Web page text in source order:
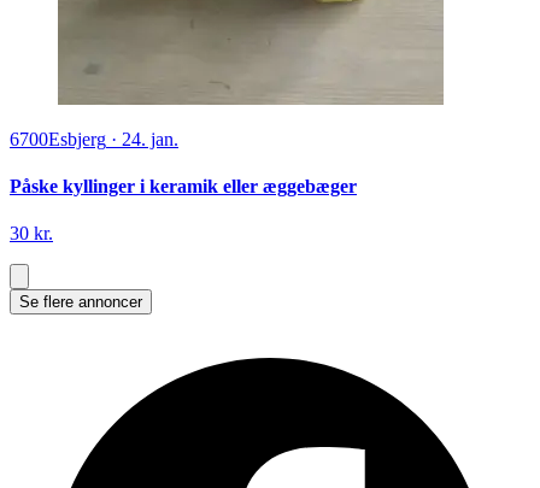
6700Esbjerg · 24. jan.
Påske kyllinger i keramik eller æggebæger
30 kr.
Se flere annoncer